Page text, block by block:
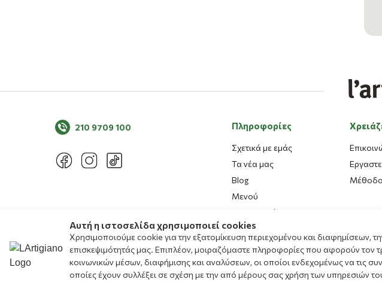
210 9709 100 Πληροφορίες
Σχετικά με εμάς
Τα νέα μας
Blog
Μενού
Αλλεργιογόνα
Καταστήματα
Δωρεάν Εκπαιδευτικό
Πρόγραμμα
Ασφάλεια Συναλλαγών
Αυτή η ιστοσελίδα χρησιμοποιεί cookies
Χρησιμοποιούμε cookie για την εξατομίκευση περιεχομένου και διαφημίσεων,
επισκεψιμότητάς μας. Επιπλέον, μοιραζόμαστε πληροφορίες που αφορούν τον
κοινωνικών μέσων, διαφήμισης και αναλύσεων, οι οποίοι ενδεχομένως να τις
οποίες έχουν συλλέξει σε σχέση με την από μέρους σας χρήση των υπηρεσιών